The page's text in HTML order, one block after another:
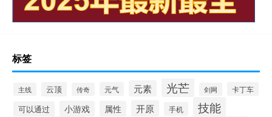
标签
主线 云顶 传奇 元气 元素 光芒 剑网 卡丁车
可以通过 小游戏 属性 开原 手机 技能